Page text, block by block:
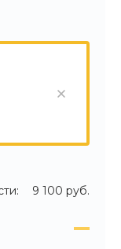
9 100 руб.